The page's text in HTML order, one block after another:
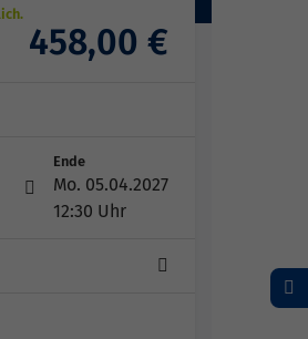
458,00 €
Ende
Mo. 05.04.2027
12:30 Uhr